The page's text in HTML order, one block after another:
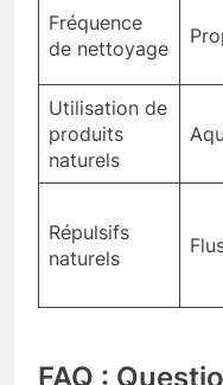
Fréquence
de nettoyage
Utilisation de
produits
naturels
Répulsifs
naturels
FAQ :